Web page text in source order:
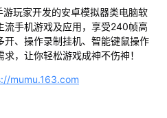
玩家开发的安卓模拟器类电脑软
流手机游戏及应用，享受240帧高
开、操作录制挂机、智能键鼠操作
，让你轻松游戏成神不伤神！
mumu.163.com